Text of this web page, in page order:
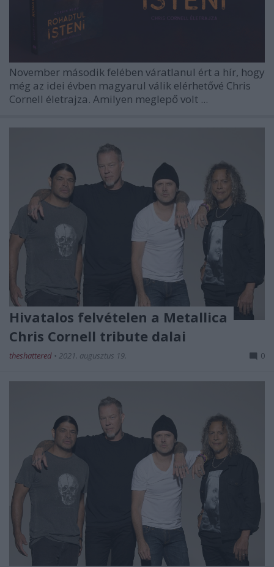
November második felében váratlanul ért a hír, hogy
még az idei évben magyarul válik elérhetővé Chris
Cornell életrajza. Amilyen meglepő volt ...
Hivatalos felvételen a Metallica
Chris Cornell tribute dalai
theshattered • 2021. augusztus 19. 0